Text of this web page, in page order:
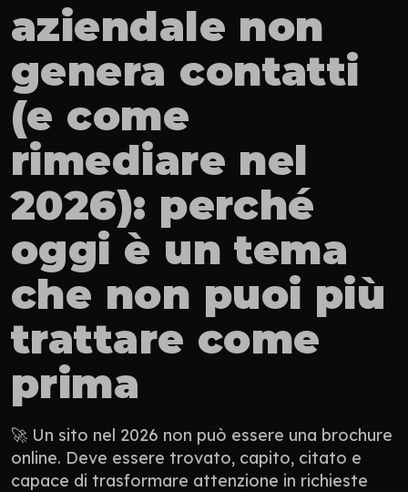
aziendale non
genera contatti
(e come
rimediare nel
2026): perché
oggi è un tema
che non puoi più
trattare come
prima
🚀 Un sito nel 2026 non può essere una brochure
online. Deve essere trovato, capito, citato e
capace di trasformare attenzione in richieste